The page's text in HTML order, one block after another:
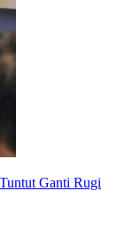
Ganti Rugi